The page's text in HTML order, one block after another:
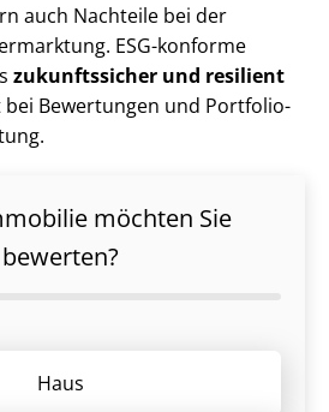
auch Nachteile bei der
ESG-konforme
zukunftssicher und resilient
bei Bewertungen und Port­fo­lio­
möchten Sie
bewerten?
Haus